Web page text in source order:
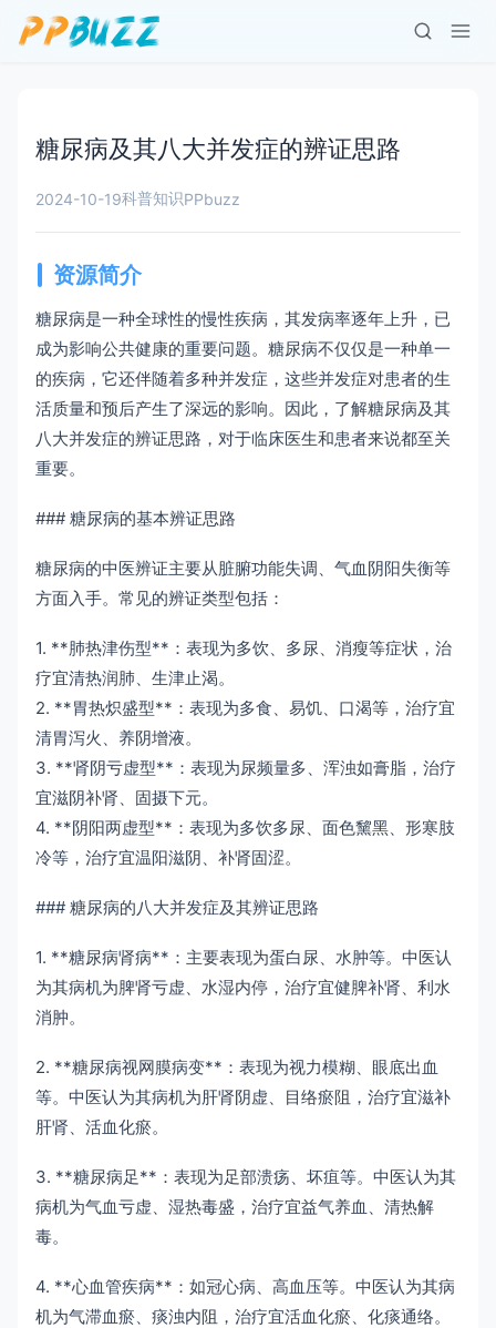
糖尿病及其八大并发症的辨证思路
2024-10-19科普知识PPbuzz
资源简介
糖尿病是一种全球性的慢性疾病，其发病率逐年上升，已
成为影响公共健康的重要问题。糖尿病不仅仅是一种单一
的疾病，它还伴随着多种并发症，这些并发症对患者的生
活质量和预后产生了深远的影响。因此，了解糖尿病及其
八大并发症的辨证思路，对于临床医生和患者来说都至关
重要。
### 糖尿病的基本辨证思路
糖尿病的中医辨证主要从脏腑功能失调、气血阴阳失衡等
方面入手。常见的辨证类型包括：
1. **肺热津伤型**：表现为多饮、多尿、消瘦等症状，治
疗宜清热润肺、生津止渴。
2. **胃热炽盛型**：表现为多食、易饥、口渴等，治疗宜
清胃泻火、养阴增液。
3. **肾阴亏虚型**：表现为尿频量多、浑浊如膏脂，治疗
宜滋阴补肾、固摄下元。
4. **阴阳两虚型**：表现为多饮多尿、面色黧黑、形寒肢
冷等，治疗宜温阳滋阴、补肾固涩。
### 糖尿病的八大并发症及其辨证思路
1. **糖尿病肾病**：主要表现为蛋白尿、水肿等。中医认
为其病机为脾肾亏虚、水湿内停，治疗宜健脾补肾、利水
消肿。
2. **糖尿病视网膜病变**：表现为视力模糊、眼底出血
等。中医认为其病机为肝肾阴虚、目络瘀阻，治疗宜滋补
肝肾、活血化瘀。
3. **糖尿病足**：表现为足部溃疡、坏疽等。中医认为其
病机为气血亏虚、湿热毒盛，治疗宜益气养血、清热解
毒。
4. **心血管疾病**：如冠心病、高血压等。中医认为其病
机为气滞血瘀、痰浊内阻，治疗宜活血化瘀、化痰通络。